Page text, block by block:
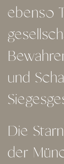
ebenso
und
Die
der